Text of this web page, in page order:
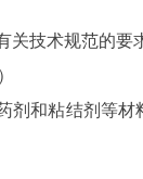
技术规范的要
剂和粘结剂等